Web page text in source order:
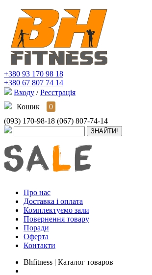
+380 93 170 98 18
+380 67 807 74 14
Входу / Реєстрація
Кошик
0
(093) 170-98-18 (067) 807-74-14
Про нас
Доставка і оплата
Комплектуємо зали
Повернення товару
Поради
Оферта
Контакти
Bhfitness | Каталог товаров